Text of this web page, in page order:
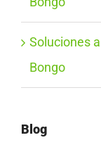
Soluciones
Bongo
Blog